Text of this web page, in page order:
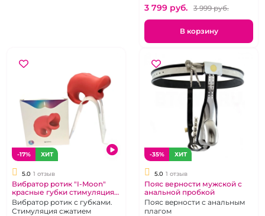
3 799 pуб. 3 999 pуб.
В корзину
-17% ХИТ
5.0 1 отзыв
Вибратор ротик "I-Moon"
красные губки стимуляция
сжатием
Вибратор ротик с губками.
Стимуляция сжатием
-35% ХИТ
5.0 1 отзыв
Пояс верности мужской с
анальной пробкой
Пояс верности с анальным
плагом